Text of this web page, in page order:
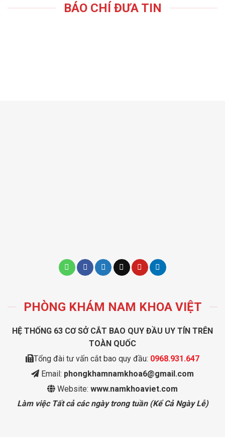
BÁO CHÍ ĐƯA TIN
PHÒNG KHÁM NAM KHOA VIỆT
HỆ THỐNG 63 CƠ SỞ CẮT BAO QUY ĐẦU UY TÍN TRÊN
TOÀN QUỐC
Tổng đài tư vấn cắt bao quy đầu: 0968.931.647
Email: phongkhamnamkhoa6@gmail.com
Website: www.namkhoaviet.com
Làm việc Tất cả các ngày trong tuần (Kể Cả Ngày Lễ)